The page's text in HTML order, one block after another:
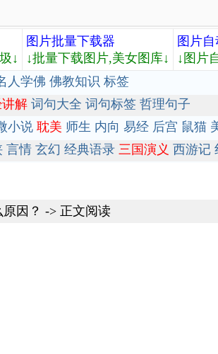
↓
图片批量下载器
↓批量下载图片,美女图库↓
图片
↓图片
人学佛 佛教知识 标签
解 词句大全 词句标签 哲理句子
小说 耽美 师生 内向 易经 后宫 鼠猫
言情 玄幻 经典语录 三国演义 西游记
因？ -> 正文阅读